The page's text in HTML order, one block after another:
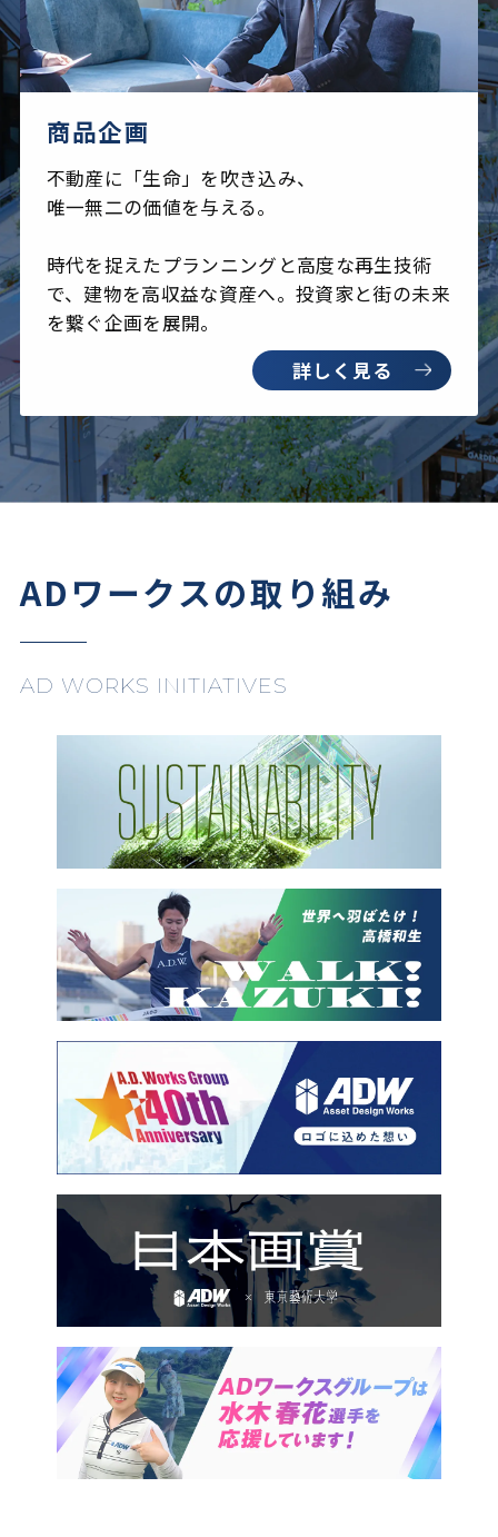
商品企画
不動産に「生命」を吹き込み、
唯一無二の価値を与える。
時代を捉えたプランニングと高度な再生技術
で、建物を高収益な資産へ。投資家と街の未来
を繋ぐ企画を展開。
詳しく見る
ADワークスの取り組み
AD WORKS INITIATIVES